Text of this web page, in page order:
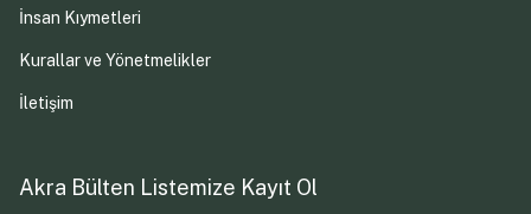
İnsan Kıymetleri
Kurallar ve Yönetmelikler
İletişim
Akra Bülten Listemize Kayıt Ol